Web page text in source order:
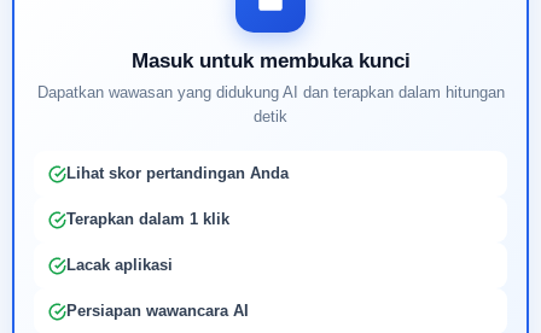
Masuk untuk membuka kunci
Dapatkan wawasan yang didukung AI dan terapkan dalam hitungan
detik
Lihat skor pertandingan Anda
Terapkan dalam 1 klik
Lacak aplikasi
Persiapan wawancara AI